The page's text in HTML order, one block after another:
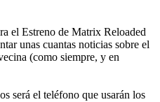
el Estreno de Matrix Reloaded
unas cuantas noticias sobre el
(como siempre, y en
será el teléfono que usarán los